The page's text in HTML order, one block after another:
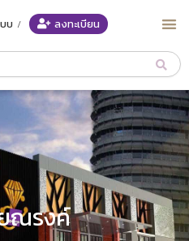
บ / ลงทะเบียน
ณรงค์